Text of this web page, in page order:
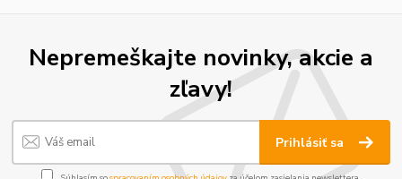
Nepremeškajte novinky, akcie a
zľavy!
Prihlásiť sa